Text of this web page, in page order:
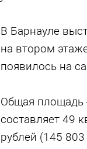
В Барнауле
на втором
появилось на
Общая площадь
составляет 49
рублей (145